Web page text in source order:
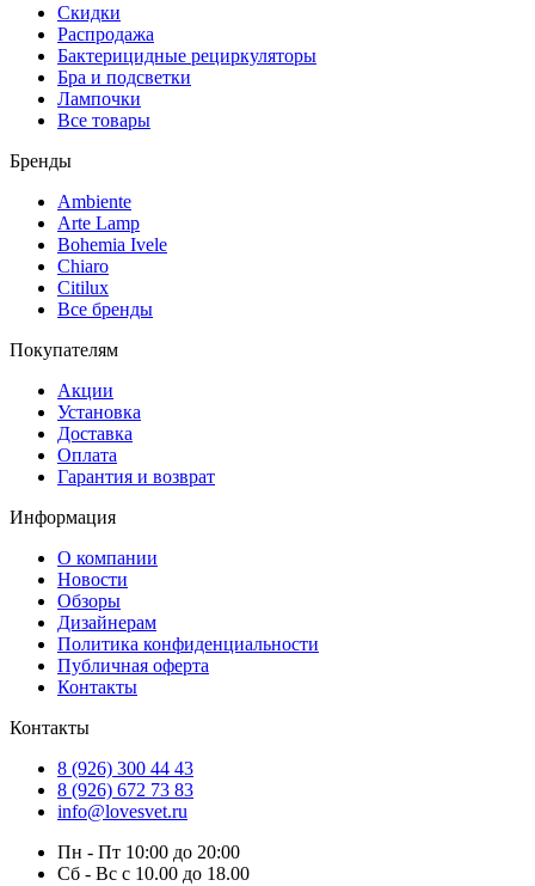
Скидки
Распродажа
Бактерицидные рециркуляторы
Бра и подсветки
Лампочки
Все товары
Бренды
Ambiente
Arte Lamp
Bohemia Ivele
Chiaro
Citilux
Все бренды
Покупателям
Акции
Установка
Доставка
Оплата
Гарантия и возврат
Информация
О компании
Новости
Обзоры
Дизайнерам
Политика конфиденциальности
Публичная оферта
Контакты
Контакты
8 (926) 300 44 43
8 (926) 672 73 83
info@lovesvet.ru
Пн - Пт 10:00 до 20:00
Сб - Вс с 10.00 до 18.00